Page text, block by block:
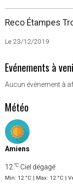
Reco Étampes
Le 23/12/2019
Evénements à
Aucun évènement à
Météo
Amiens
12 °C Ciel dégagé
Min: 12 °C | Max: 12 °C |